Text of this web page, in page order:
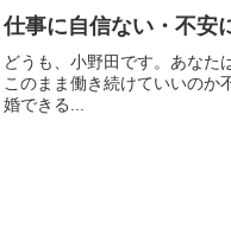
仕事に自信ない・不安
どうも、小野田です。あなた
このまま働き続けていいのか
婚できる...